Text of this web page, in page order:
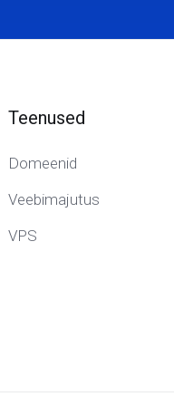
Teenused
Domeenid
Veebimajutus
VPS